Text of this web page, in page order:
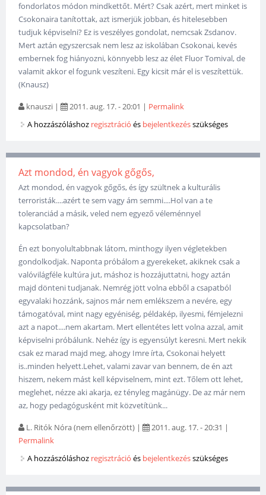
fondorlatos módon mindkettőt. Mért? Csak azért, mert minket is
Csokonaira tanítottak, azt ismerjük jobban, és hitelesebben
tudjuk képviselni? Ez is veszélyes gondolat, nemcsak Zsdanov.
Mert aztán egyszercsak nem lesz az iskolában Csokonai, kevés
embernek fog hiányozni, könnyebb lesz az élet Fluor Tomival, de
valamit akkor el fogunk veszíteni. Egy kicsit már el is veszítettük.
(Knausz)
knauszi | 2011. aug. 17. - 20:01 | Permalink
A hozzászóláshoz regisztráció és bejelentkezésszükséges
Azt mondod, én vagyok gőgős,
Azt mondod, én vagyok gőgős, és így szültnek a kulturális
terroristák....azért te sem vagy ám semmi....Hol van a te
toleranciád a másik, veled nem egyező véleménnyel
kapcsolatban?
Én ezt bonyolultabbnak látom, minthogy ilyen végletekben
gondolkodjak. Naponta próbálom a gyerekeket, akiknek csak a
valóvilágféle kultúra jut, máshoz is hozzájuttatni, hogy aztán
majd dönteni tudjanak. Nemrég jött volna ebből a csapatból
egyvalaki hozzánk, sajnos már nem emlékszem a nevére, egy
támogatóval, mint nagy egyéniség, példakép, ilyesmi, fémjelezni
azt a napot....nem akartam. Mert ellentétes lett volna azzal, amit
képviselni próbálunk. Nehéz így is egyensúlyt keresni. Mert nekik
csak ez marad majd meg, ahogy Imre írta, Csokonai helyett
is..minden helyett.Lehet, valami zavar van bennem, de én azt
hiszem, nekem mást kell képviselnem, mint ezt. Tőlem ott lehet,
meglehet, nézze aki akarja, ez tényleg magánügy. De az már nem
az, hogy pedagógusként mit közvetítünk...
L. Ritók Nóra (nem ellenőrzött) | 2011. aug. 17. - 20:31 |
Permalink
A hozzászóláshoz regisztráció és bejelentkezésszükséges